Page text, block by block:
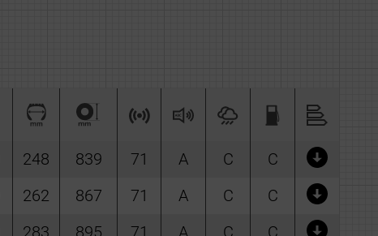
248 839 71 A C
C
262 867 71 A C
C
283 895 71 A C C